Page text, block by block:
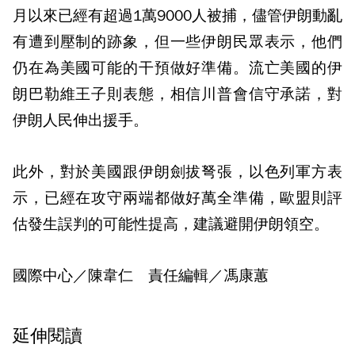
月以來已經有超過1萬9000人被捕，儘管伊朗動亂
有遭到壓制的跡象，但一些伊朗民眾表示，他們
仍在為美國可能的干預做好準備。流亡美國的伊
朗巴勒維王子則表態，相信川普會信守承諾，對
伊朗人民伸出援手。
此外，對於美國跟伊朗劍拔弩張，以色列軍方表
示，已經在攻守兩端都做好萬全準備，歐盟則評
估發生誤判的可能性提高，建議避開伊朗領空。
國際中心／陳韋仁 責任編輯／馮康蕙
延伸閱讀